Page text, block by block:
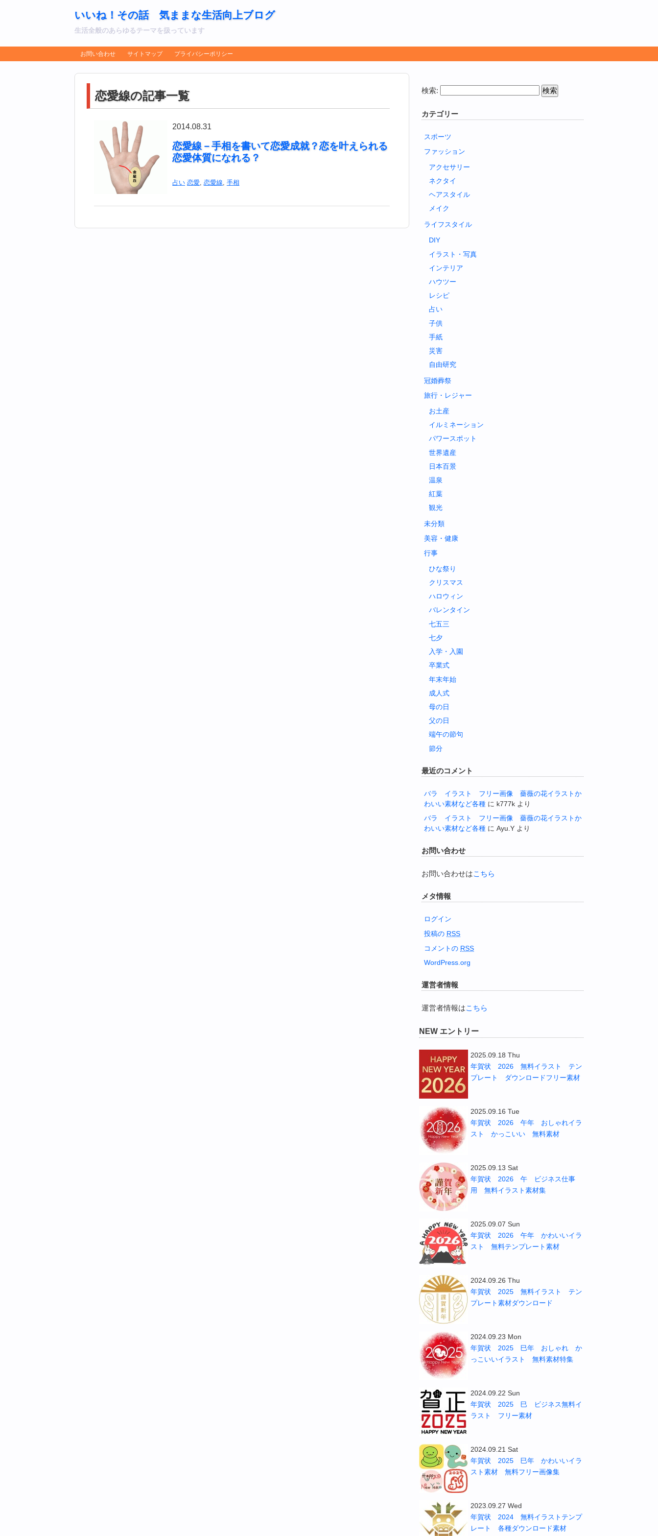
いいね！その話 気ままな生活向上ブログ
生活全般のあらゆるテーマを扱っています
お問い合わせ サイトマップ プライバシーポリシー
恋愛線の記事一覧
2014.08.31
恋愛線－手相を書いて恋愛成就？恋を叶えられる
恋愛体質になれる？
占い 恋愛, 恋愛線, 手相
検索:
カテゴリー
スポーツ
ファッション
アクセサリー
ネクタイ
ヘアスタイル
メイク
ライフスタイル
DIY
イラスト・写真
インテリア
ハウツー
レシピ
占い
子供
手紙
災害
自由研究
冠婚葬祭
旅行・レジャー
お土産
イルミネーション
パワースポット
世界遺産
日本百景
温泉
紅葉
観光
未分類
美容・健康
行事
ひな祭り
クリスマス
ハロウィン
バレンタイン
七五三
七夕
入学・入園
卒業式
年末年始
成人式
母の日
父の日
端午の節句
節分
最近のコメント
バラ イラスト フリー画像 薔薇の花イラストか
わいい素材など各種 に k777k より
バラ イラスト フリー画像 薔薇の花イラストか
わいい素材など各種 に Ayu.Y より
お問い合わせ
お問い合わせはこちら
メタ情報
ログイン
投稿の RSS
コメントの RSS
WordPress.org
運営者情報
運営者情報はこちら
NEW エントリー
2025.09.18 Thu
年賀状 2026 無料イラスト テン
プレート ダウンロードフリー素材
2025.09.16 Tue
年賀状 2026 午年 おしゃれイラ
スト かっこいい 無料素材
2025.09.13 Sat
年賀状 2026 午 ビジネス仕事
用 無料イラスト素材集
2025.09.07 Sun
年賀状 2026 午年 かわいいイラ
スト 無料テンプレート素材
2024.09.26 Thu
年賀状 2025 無料イラスト テン
プレート素材ダウンロード
2024.09.23 Mon
年賀状 2025 巳年 おしゃれ か
っこいいイラスト 無料素材特集
2024.09.22 Sun
年賀状 2025 巳 ビジネス無料イ
ラスト フリー素材
2024.09.21 Sat
年賀状 2025 巳年 かわいいイラ
スト素材 無料フリー画像集
2023.09.27 Wed
年賀状 2024 無料イラストテンプ
レート 各種ダウンロード素材